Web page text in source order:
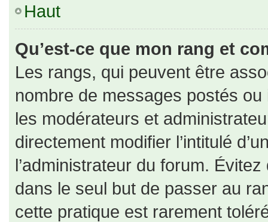
Haut
Qu’est-ce que mon rang et
Les rangs, qui peuvent être
nombre de messages postés
les modérateurs et
directement modifier l’intitulé
l’administrateur du forum.
dans le seul but de passer au
cette pratique est rarement